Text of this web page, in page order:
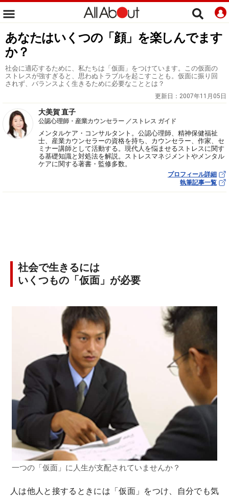
あなたはいくつの「顔」を楽しんでます
か？
社会に適応するために、私たちは「仮面」をつけています。この仮面の
ストレスが強すぎると、思わぬトラブルを起こすことも。仮面に振り回
されず、バランスよく生きるために必要なこととは？
更新日： 2007年11月05日
大美賀 直子
公認心理師・産業カウンセラー ／ストレス ガイド
メンタルケア・コンサルタント。公認心理師、精神保健福祉
士、産業カウンセラーの資格を持ち、カウンセラー、作家、セ
ミナー講師として活動する。現代人を悩ませるストレスに関す
る基礎知識と対処法を解説。ストレスマネジメントやメンタル
ケアに関する著書・監修多数。
プロフィール詳細
執筆記事一覧
社会で生きるには
いくつもの「仮面」が必要
一つの「仮面」に人生が支配されていませんか？
人は他人と接するときには「仮面」をつけ、自分でも気